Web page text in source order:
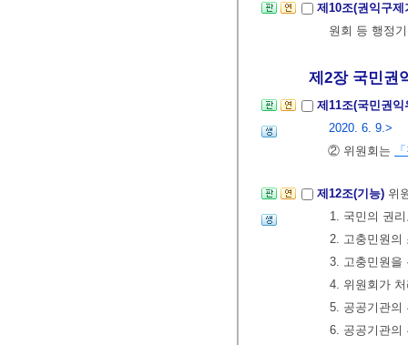
제10조(권익구
원회 등 행정
제2장 국민권
제11조(국민권
2020. 6. 9.>
② 위원회는
제12조(기능) 위
1. 국민의 권
2. 고충민원의
3. 고충민원을
4. 위원회가
5. 공공기관의
6. 공공기관의